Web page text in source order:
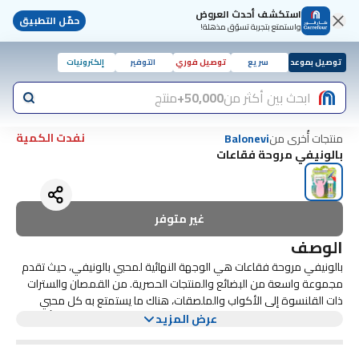
استكشف أحدث العروض
واستمتع بتجربة تسوّق مذهلة! حمّل التطبيق
توصيل بموعد سريع توصيل فوري التوفير إلكترونيات
ابحث بين أكثر من50,000+ منتج
منتجات أُخرى منBalonevi
نفدت الكمية
بالونيفي مروحة فقاعات
غير متوفر
الوصف
بالونيفي مروحة فقاعات هي الوجهة النهائية لمحبي بالونيفي، حيث تقدم
مجموعة واسعة من البضائع والمنتجات الحصرية. من القمصان والسترات
ذات القلنسوة إلى الأكواب والملصقات، هناك ما يستمتع به كل محبي
بالونيفي. تعتبر العناصر عالية الجودة مثالية لإظهار حبك لـ بالونيفي بأناقة.
في بالونيفي مروحة فقاعات، يمكنك التواصل مع المعجبين الآخرين
عرض المزيد